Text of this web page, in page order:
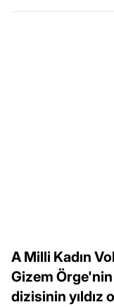
A Milli Kadın
Gizem Örge'nin
dizisinin yıldız